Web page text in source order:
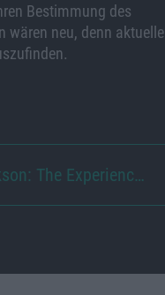
Bestimmung des
wären neu, denn aktuelle
The Experienc…